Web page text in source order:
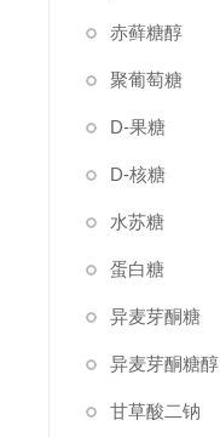
赤藓糖醇
聚葡萄糖
D-果糖
D-核糖
水苏糖
蛋白糖
异麦芽酮糖
异麦芽酮糖醇
甘草酸二钠